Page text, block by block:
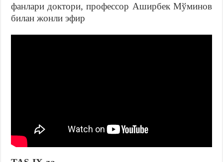
фанлари доктори, профессор Аширбек Мўминов
билан жонли эфир